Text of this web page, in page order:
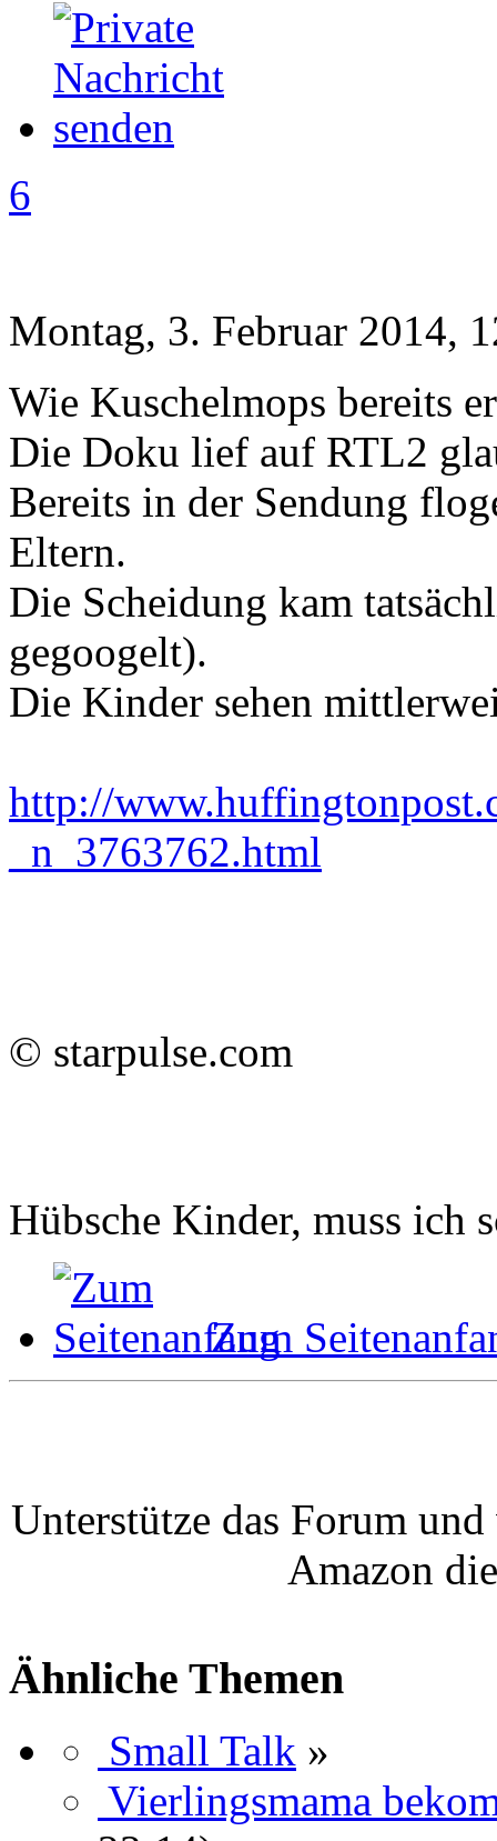
6
Montag, 3. Februar 2014,
Wie Kuschelmops bereits
Die Doku lief auf RTL2
Bereits in der Sendung
Eltern.
Die Scheidung kam
gegoogelt).
Die Kinder sehen
http://
_n_3763762.html
© starpulse.com
Hübsche Kinder, muss ich
Zum
Unterstütze das Forum
Amazon
Ähnliche Themen
Small Talk »
Vierlingsmama